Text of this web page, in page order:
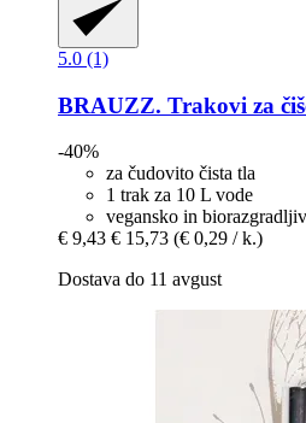
5.0 (1)
BRAUZZ. Trakovi za
-40%
za čudovito čista tla
1 trak za 10 L vode
vegansko in
€ 9,43 € 15,73 (€ 0,29 / k.)
Dostava do 11 avgust